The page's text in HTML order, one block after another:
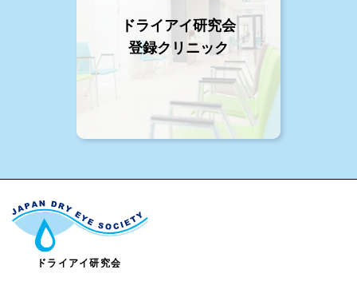
ドライアイ研究会
登録クリニック